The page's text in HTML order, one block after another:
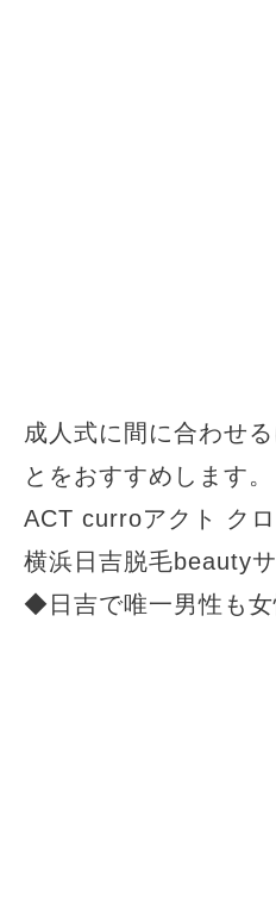
成人式に間に合わせ
とをおすすめします。
ACT curroアクト クロ
横浜日吉脱毛beauty
◆日吉で唯一男性も